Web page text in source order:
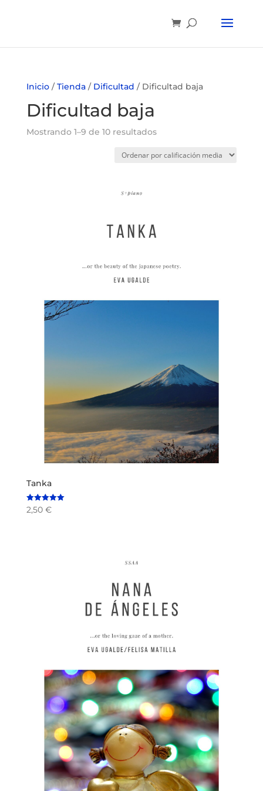
Inicio/Tienda/ Dificultad / Dificultad baja
Dificultad baja
Mostrando 1–9 de 10 resultados
Tanka
Valorado en
5.00
2,50 €